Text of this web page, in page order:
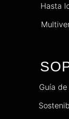
Hasta
Guía